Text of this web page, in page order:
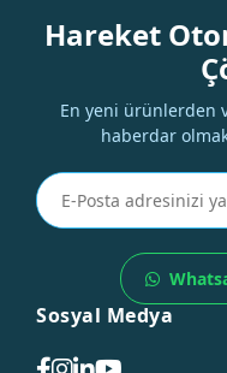
Hareket
En yeni ürünlerden
haberdar
Sosyal Medya